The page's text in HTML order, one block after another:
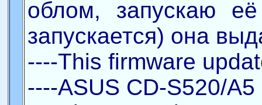
облом, запускаю
запускается) она
----This firmware
----ASUS CD-S520/A5